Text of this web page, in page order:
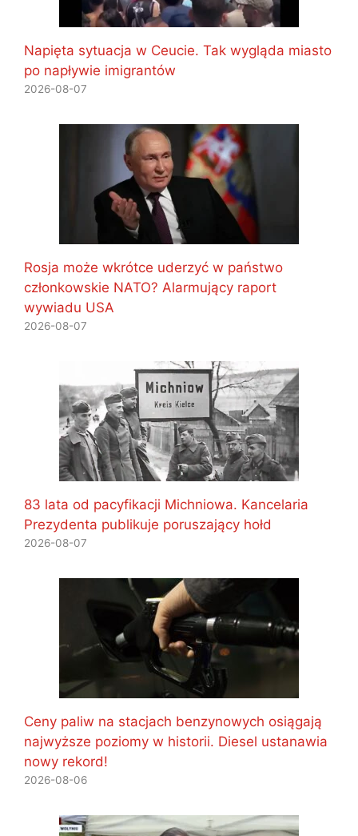
Napięta sytuacja w Ceucie. Tak wygląda miasto
po napływie imigrantów
2026-08-07
Rosja może wkrótce uderzyć w państwo
członkowskie NATO? Alarmujący raport
wywiadu USA
2026-08-07
83 lata od pacyfikacji Michniowa. Kancelaria
Prezydenta publikuje poruszający hołd
2026-08-07
Ceny paliw na stacjach benzynowych osiągają
najwyższe poziomy w historii. Diesel ustanawia
nowy rekord!
2026-08-06